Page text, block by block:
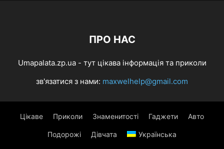
ПРО НАС
Umapalata.zp.ua - тут цікава інформація та приколи
зв'язатися з нами: maxwelhelp@gmail.com
Цікаве Приколи Знаменитості Гаджети Авто
Подорожі Дівчата Українська